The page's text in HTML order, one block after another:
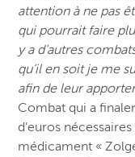
attention à ne pas
qui pourrait faire
y a d’autres
qu’il en soit je me
afin de leur
Combat qui a
d’euros
médicament «